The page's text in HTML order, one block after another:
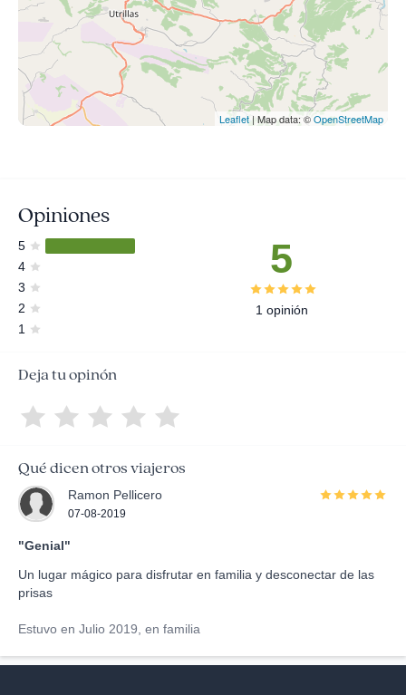
Leaflet | Map data: ©OpenStreetMap
Opiniones
5
4
3
2
1
5
1 opinión
Deja tu opinón
Qué dicen otros viajeros
Ramon Pellicero
07-08-2019
"Genial"
Un lugar mágico para disfrutar en familia y desconectar de las
prisas
Estuvo en Julio 2019, en familia